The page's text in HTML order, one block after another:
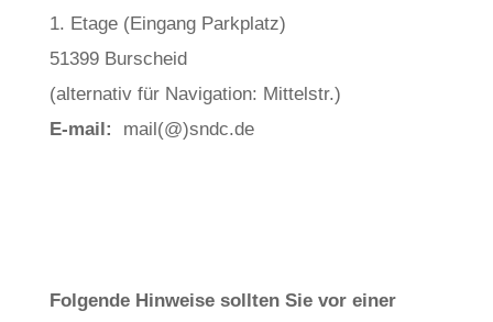
1. Etage (Eingang Parkplatz)
51399 Burscheid
(alternativ für Navigation: Mittelstr.)
E-mail: mail(@)sndc.de
Folgende Hinweise sollten Sie vor einer